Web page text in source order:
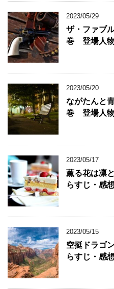
2023/05/29
ザ・ファブ
巻 登場人物
2023/05/20
ながたんと
巻 登場人物
2023/05/17
薫る花は凛
らすじ・感想
2023/05/15
空挺ドラゴ
らすじ・感想